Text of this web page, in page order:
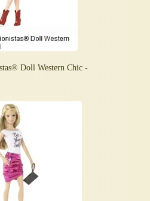
Doll Western Chic -